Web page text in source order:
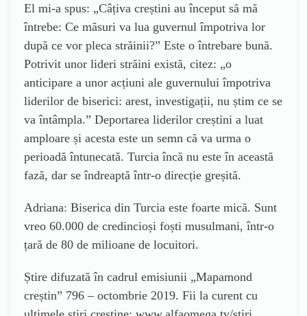
El mi-a spus: „Câțiva creștini au început să mă
întrebe: Ce măsuri va lua guvernul împotriva lor
după ce vor pleca străinii?” Este o întrebare bună.
Potrivit unor lideri străini există, citez: „o
anticipare a unor acțiuni ale guvernului împotriva
liderilor de biserici: arest, investigații, nu știm ce se
va întâmpla.” Deportarea liderilor creștini a luat
amploare și acesta este un semn că va urma o
perioadă întunecată. Turcia încă nu este în această
fază, dar se îndreaptă într-o direcție greșită.
Adriana: Biserica din Turcia este foarte mică. Sunt
vreo 60.000 de credincioși foști musulmani, într-o
țară de 80 de milioane de locuitori.
Știre difuzată în cadrul emisiunii „Mapamond
creștin” 796 – octombrie 2019. Fii la curent cu